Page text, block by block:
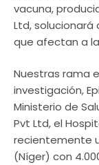
vacuna,
Ltd,
que afectan a
Nuestras rama
investigación,
Ministerio de
Pvt Ltd, el
recientemente
(Níger) con